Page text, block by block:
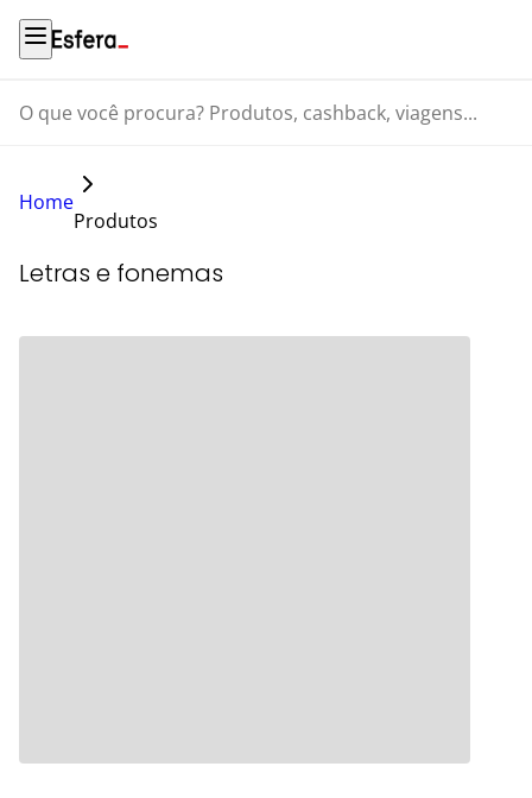
O que você procura? Produtos, cashback, viagens...
Home
Produtos
Letras e fonemas